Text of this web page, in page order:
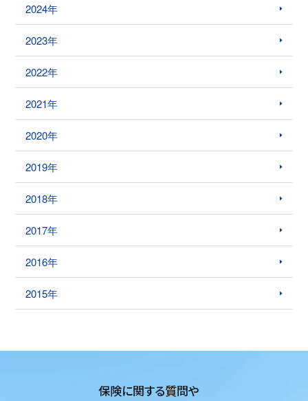
2024年
2023年
2022年
2021年
2020年
2019年
2018年
2017年
2016年
2015年
保険に関する質問や